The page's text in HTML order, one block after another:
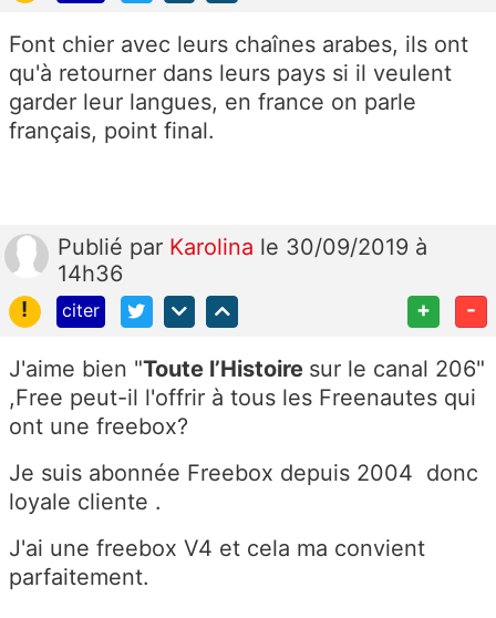
Font chier avec leurs chaînes arabes, ils ont
qu'à retourner dans leurs pays si il veulent
garder leur langues, en france on parle
français, point final.
Publié par Karolina le 30/09/2019 à
14h36
!
citer + -
J'aime bien "Toute l’Histoire sur le canal 206"
,Free peut-il l'offrir à tous les Freenautes qui
ont une freebox?
Je suis abonnée Freebox depuis 2004 donc
loyale cliente .
J'ai une freebox V4 et cela ma convient
parfaitement.